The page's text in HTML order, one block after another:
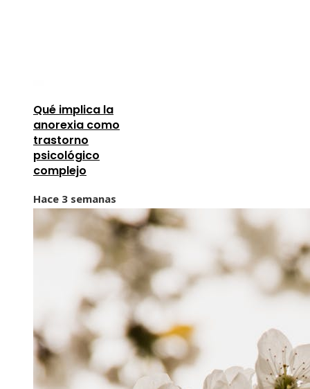
Qué implica la
anorexia como
trastorno
psicológico
complejo
Hace 3 semanas